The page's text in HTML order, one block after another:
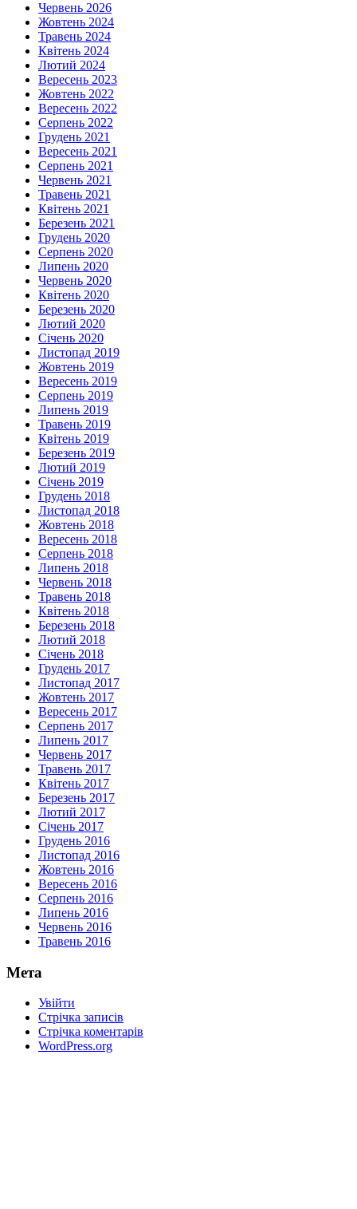
Червень 2026
Жовтень 2024
Травень 2024
Квітень 2024
Лютий 2024
Вересень 2023
Жовтень 2022
Вересень 2022
Серпень 2022
Грудень 2021
Вересень 2021
Серпень 2021
Червень 2021
Травень 2021
Квітень 2021
Березень 2021
Грудень 2020
Серпень 2020
Липень 2020
Червень 2020
Квітень 2020
Березень 2020
Лютий 2020
Січень 2020
Листопад 2019
Жовтень 2019
Вересень 2019
Серпень 2019
Липень 2019
Травень 2019
Квітень 2019
Березень 2019
Лютий 2019
Січень 2019
Грудень 2018
Листопад 2018
Жовтень 2018
Вересень 2018
Серпень 2018
Липень 2018
Червень 2018
Травень 2018
Квітень 2018
Березень 2018
Лютий 2018
Січень 2018
Грудень 2017
Листопад 2017
Жовтень 2017
Вересень 2017
Серпень 2017
Липень 2017
Червень 2017
Травень 2017
Квітень 2017
Березень 2017
Лютий 2017
Січень 2017
Грудень 2016
Листопад 2016
Жовтень 2016
Вересень 2016
Серпень 2016
Липень 2016
Червень 2016
Травень 2016
Мета
Увійти
Стрічка записів
Стрічка коментарів
WordPress.org